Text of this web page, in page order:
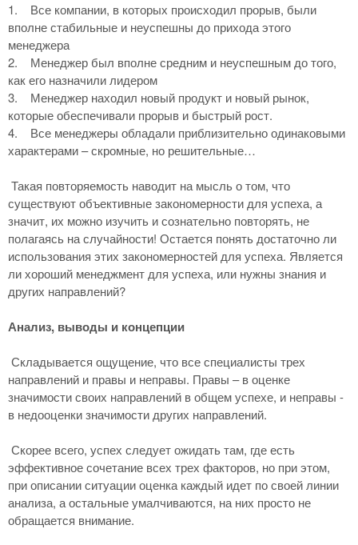
1.
Все компании, в которых происходил прорыв, были
вполне стабильные и неуспешны до прихода этого
менеджера
2.
Менеджер был вполне средним и неуспешным до того,
как его назначили лидером
3.
Менеджер находил новый продукт и новый рынок,
которые обеспечивали прорыв и быстрый рост.
4.
Все менеджеры обладали приблизительно одинаковыми
характерами – скромные, но решительные…
Такая повторяемость наводит на мысль о том, что
существуют объективные закономерности для успеха, а
значит, их можно изучить и сознательно повторять, не
полагаясь на случайности! Остается понять достаточно ли
использования этих закономерностей для успеха. Является
ли хороший менеджмент для успеха, или нужны знания и
других направлений?
Анализ, выводы и концепции
Складывается ощущение, что все специалисты трех
направлений и правы и неправы. Правы – в оценке
значимости своих направлений в общем успехе, и неправы -
в недооценки значимости других направлений.
Скорее всего, успех следует ожидать там, где есть
эффективное сочетание всех трех факторов, но при этом,
при описании ситуации оценка каждый идет по своей линии
анализа, а остальные умалчиваются, на них просто не
обращается внимание.